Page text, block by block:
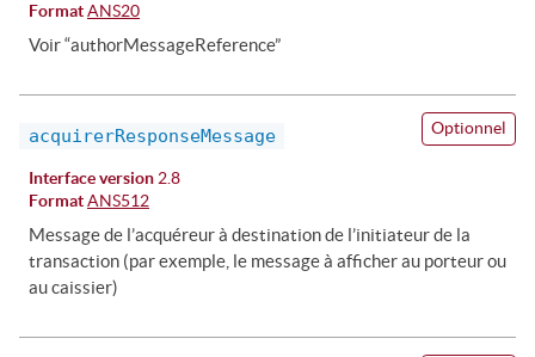
Format ANS20
Voir “authorMessageReference”
acquirerResponseMessage Optionnel
Interface version 2.8
Format ANS512
Message de l’acquéreur à destination de l’initiateur de la
transaction (par exemple, le message à afficher au porteur ou
au caissier)